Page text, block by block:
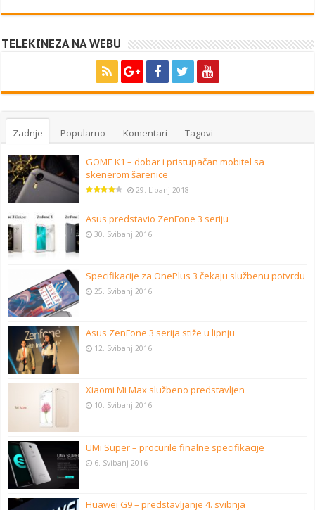
TELEKINEZA NA WEBU
Zadnje Popularno Komentari Tagovi
GOME K1 – dobar i pristupačan mobitel sa
skenerom šarenice
29. Lipanj 2018
Asus predstavio ZenFone 3 seriju
30. Svibanj 2016
Specifikacije za OnePlus 3 čekaju službenu potvrdu
25. Svibanj 2016
Asus ZenFone 3 serija stiže u lipnju
12. Svibanj 2016
Xiaomi Mi Max službeno predstavljen
10. Svibanj 2016
UMi Super – procurile finalne specifikacije
6. Svibanj 2016
Huawei G9 – predstavljanje 4. svibnja